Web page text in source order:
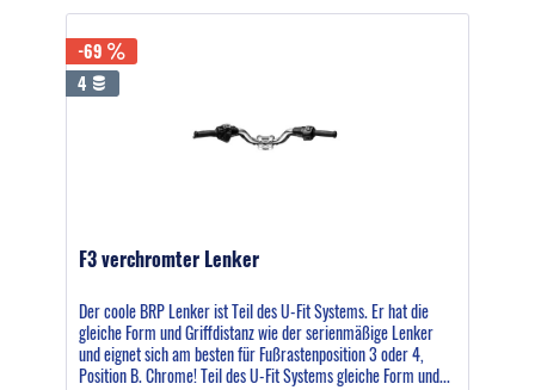
-69
4
F3 verchromter Lenker
Der coole BRP Lenker ist Teil des U-Fit Systems. Er hat die
gleiche Form und Griffdistanz wie der serienmäßige Lenker
und eignet sich am besten für Fußrastenposition 3 oder 4,
Position B. Chrome! Teil des U-Fit Systems gleiche Form und...